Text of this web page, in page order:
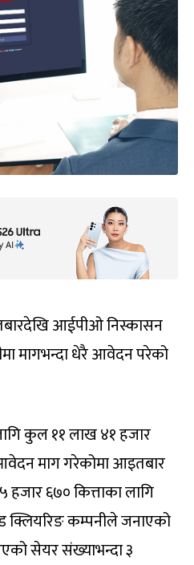
आईपीओ निस्कासन
मागभन्दा धेरै आवेदन परेको
कुल ११ लाख ४१ हजार
माग गरेकोमा आइतबार
६७० कित्ताका लागि
कम्पनीले जनाएको
सेयर संख्याभन्दा ३